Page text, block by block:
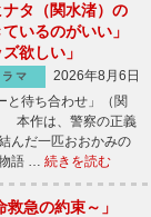
ナタ（関水渚）の
いるのがいい」
欲しい」
ラマ
2026年8月6日
待ち合わせ」（関
本作は、警察の正義
んだ一匹おおかみの
語 … 続きを読む
救急の約束～」